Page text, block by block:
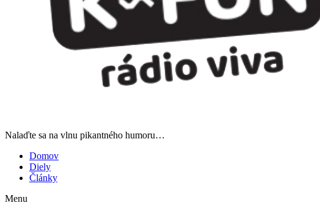
Nalaďte sa na vlnu pikantného humoru…
Domov
Diely
Články
Menu